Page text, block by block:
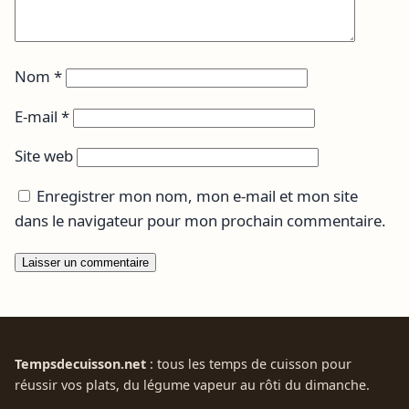
Nom *
E-mail *
Site web
Enregistrer mon nom, mon e-mail et mon site
dans le navigateur pour mon prochain commentaire.
Tempsdecuisson.net : tous les temps de cuisson pour
réussir vos plats, du légume vapeur au rôti du dimanche.